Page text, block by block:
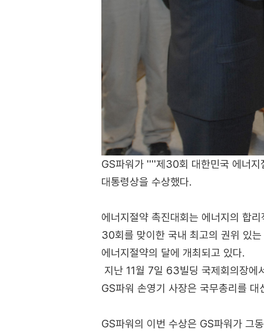
GS파워가 ''''제30회 대한민국 에너지
대통령상을 수상했다.
에너지절약 촉진대회는 에너지의 합
30회를 맞이한 국내 최고의 권위 있
에너지절약의 달에 개최되고 있다.
지난 11월 7일 63빌딩 국제회의장에
GS파워 손영기 사장은 국무총리를
GS파워의 이번 수상은 GS파워가 그